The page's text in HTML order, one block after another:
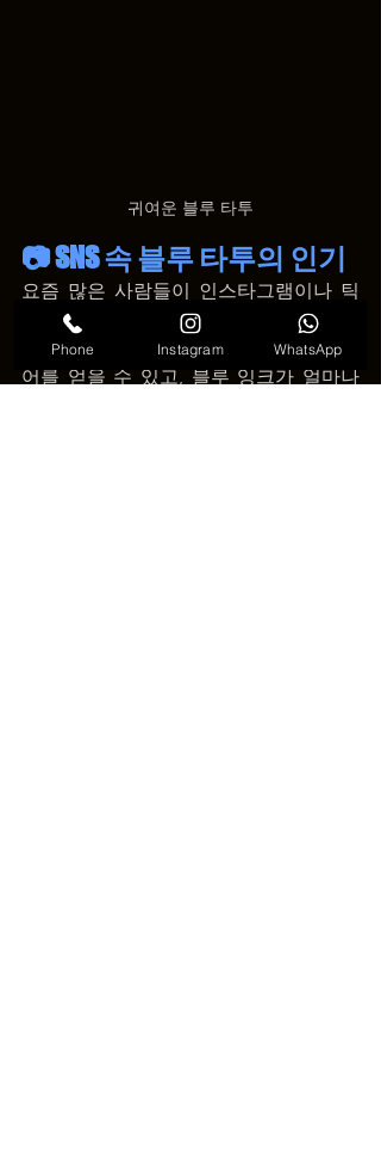
귀여운 블루 타투
📷 SNS 속 블루 타투의 인기
요즘 많은 사람들이 인스타그램이나 틱
톡 같은 SNS에 자신의
를 공유
해요. 🎵 다양한 디자인을 보면서 아이디
어를 얻을 수 있고, 블루 잉크가 얼마나
Phone Instagram WhatsApp